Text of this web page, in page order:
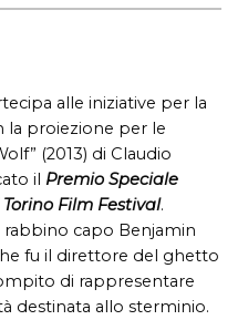
alle iniziative per la
la proiezione per le
(2013) di Claudio
il Premio Speciale
Film Festival.
rabbino capo Benjamin
fu il direttore del ghetto
di rappresentare
destinata allo sterminio.